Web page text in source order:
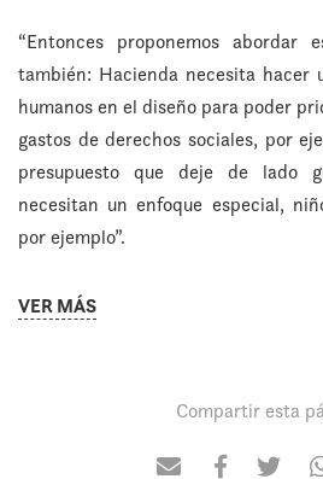
“Entonces proponemos abordar
también: Hacienda necesita hacer
humanos en el diseño para poder
gastos de derechos sociales, por
presupuesto que deje de lado
necesitan un enfoque especial,
por ejemplo”.
VER MÁS
Compartir esta